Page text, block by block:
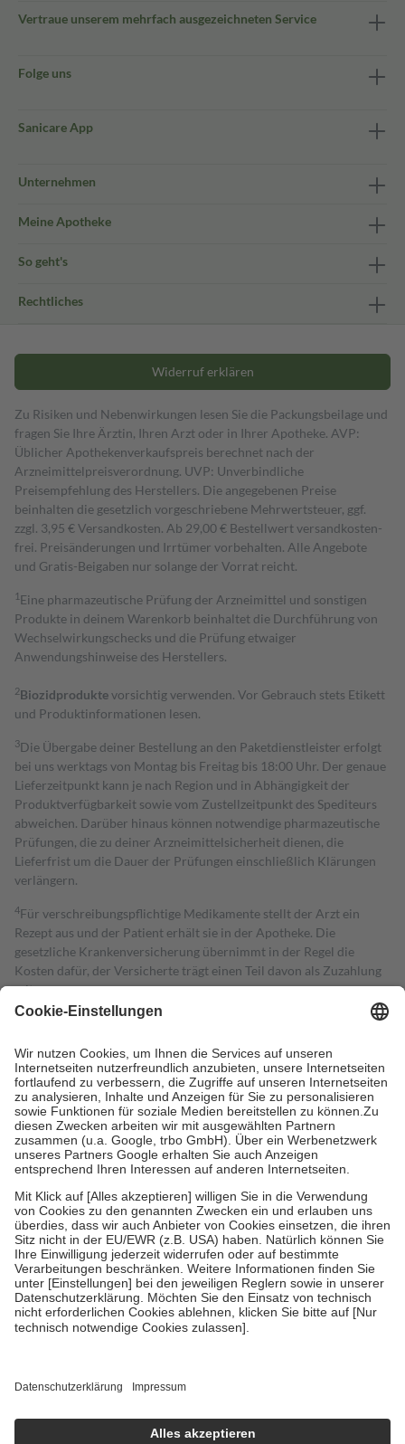
Vertraue unserem mehrfach ausgezeichneten Service
Folge uns
Sanicare App
Unternehmen
Meine Apotheke
So geht's
Rechtliches
Widerruf erklären
Zu Risiken und Nebenwirkungen lesen Sie die Packungsbeilage und
fragen Sie Ihre Ärztin, Ihren Arzt oder in Ihrer Apotheke. AVP:
Üblicher Apothekenverkaufspreis berechnet nach der
Arzneimittelpreisverordnung. UVP: Unverbindliche
Preisempfehlung des Herstellers. Die angegebenen Preise
beinhalten die gesetzlich vorgeschriebene Mehrwertsteuer, ggf.
zzgl. 3,95 € Versandkosten. Ab 29,00 € Bestell­wert versand­kosten­
frei. Preisänderungen und Irrtümer vorbehalten. Alle Angebote
und Gratis-Beigaben nur solange der Vorrat reicht.
1 Eine pharmazeutische Prüfung der Arzneimittel und sonstigen
Produkte in deinem Warenkorb beinhaltet die Durchführung von
Wechselwirkungschecks und die Prüfung etwaiger
Anwendungshinweise des Herstellers.
2Biozidproduktevorsichtig verwenden. Vor Gebrauch stets Etikett
und Produktinformationen lesen.
3Die Übergabe deiner Bestellung an den Paketdienstleister erfolgt
bei uns werktags von Montag bis Freitag bis 18:00 Uhr. Der genaue
Lieferzeitpunkt kann je nach Region und in Abhängigkeit der
Produktverfügbarkeit sowie vom Zustellzeitpunkt des Spediteurs
abweichen. Darüber hinaus können notwendige pharmazeutische
Prüfungen, die zu deiner Arzneimittelsicherheit dienen, die
Lieferfrist um die Dauer der Prüfungen einschließlich Klärungen
verlängern.
4Für verschreibungspflichtige Medikamente stellt der Arzt ein
Rezept aus und der Patient erhält sie in der Apotheke. Die
gesetzliche Krankenversicherung übernimmt in der Regel die
Kosten dafür, der Versicherte trägt einen Teil davon als Zuzahlung
mit.
Grundsätzlich leisten Mitglieder Zuzahlungen in Höhe von zehn
höchstens zehn Euro.
Es sind jedoch nie mehr als die tatsächlichen
Kosten der Leistung zu entrichten.
Diese Regeln gelten grundsätzlich auch für Online-Apotheken.
Bei Heilmitteln und häuslicher Krankenpflege beträgt die
Zuzahlung zehn Prozent der Kosten sowie zehn Euro je
Verordnung.
Um das Engagement der Versicherten für ihre eigene Gesundheit zu
stärken und die besondere Stellung der Familie zu unterstützen,
fallenkeine Zuzahlungenan bei:
• Kindern und Jugendlichen bis zum vollendeten 18. Lebensjahr
mit Ausnahme der Fahrkosten
• Untersuchungen zur Vorsorge und Früherkennung, die von der
GKV getragen werden
• empfohlenen Schutzimpfungen
• Harn- und Blutteststreifen
getroffen, um sicherzustellen, dass es sich um echte Bewertungen
https://help.etrusted.com/hc/de/articles/4419944605341